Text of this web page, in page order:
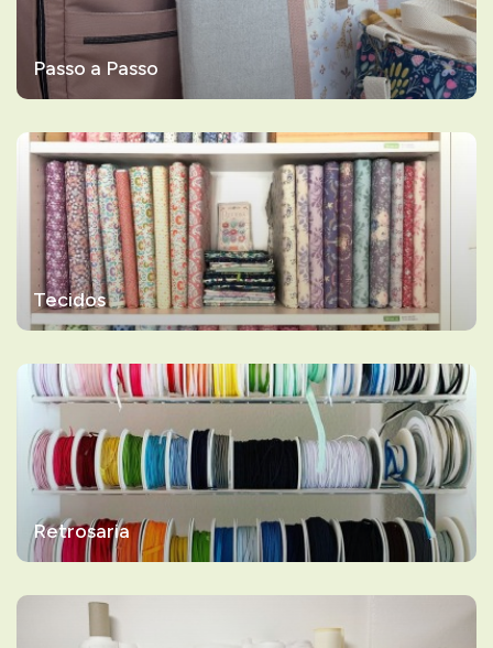
Passo a Passo
Tecidos
Retrosaria